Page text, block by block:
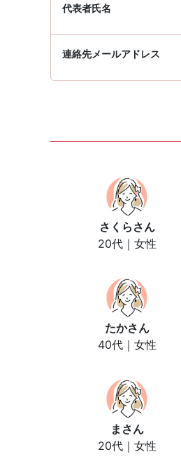
代表者氏名
連絡先メールアドレス
さくら さん
20代｜女性
たかさん
40代｜女性
ま さん
20代｜女性